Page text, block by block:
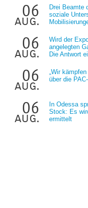
06
aug.
Drei Beamte
soziale
06
aug.
Wird der
angelegten
Die Antwort
06
aug.
„Wir
über die
06
aug.
In Odessa
Stock: Es
ermittelt